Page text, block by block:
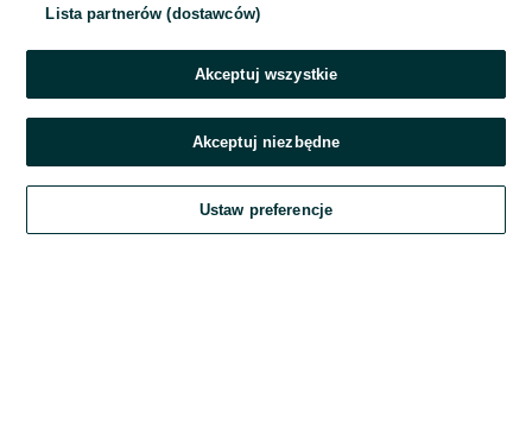
Zaloguj się
Kontynuując za pośrednictwem jednego z dostawców wskazanych powyżej,
OLX.pl w jego aktualnym brzmieniu.
Lista partnerów (dostawców)
Akceptuj wszystkie
Akceptuj niezbędne
Ustaw preferencje